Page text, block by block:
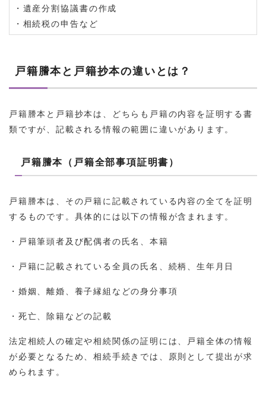
・遺産分割協議書の作成
・相続税の申告など
戸籍謄本と戸籍抄本の違いとは？
戸籍謄本と戸籍抄本は、どちらも戸籍の内容を証明する書
類ですが、記載される情報の範囲に違いがあります。
戸籍謄本（戸籍全部事項証明書）
戸籍謄本は、その戸籍に記載されている内容の全てを証明
するものです。具体的には以下の情報が含まれます。
・戸籍筆頭者及び配偶者の氏名、本籍
・戸籍に記載されている全員の氏名、続柄、生年月日
・婚姻、離婚、養子縁組などの身分事項
・死亡、除籍などの記載
法定相続人の確定や相続関係の証明には、戸籍全体の情報
が必要となるため、相続手続きでは、原則として提出が求
められます。